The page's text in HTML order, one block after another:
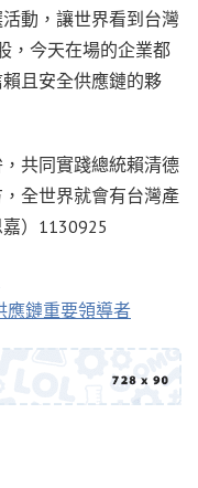
動，讓世界看到台灣
，今天在場的企業都
且安全供應鏈的夥
共同實踐總統賴清德
全世界就會有台灣產
）1130925
應鏈重要領導者